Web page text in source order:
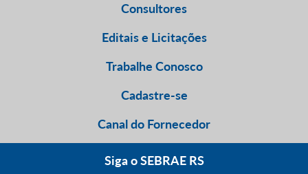
Consultores
Editais e Licitações
Trabalhe Conosco
Cadastre-se
Canal do Fornecedor
Siga o SEBRAE RS